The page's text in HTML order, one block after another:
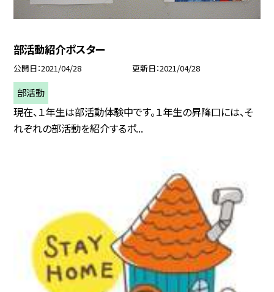
部活動紹介ポスター
公開日 2021/04/28 更新日 2021/04/28
部活動
現在、１年生は部活動体験中です。１年生の昇降口には、そ
れぞれの部活動を紹介するポ...